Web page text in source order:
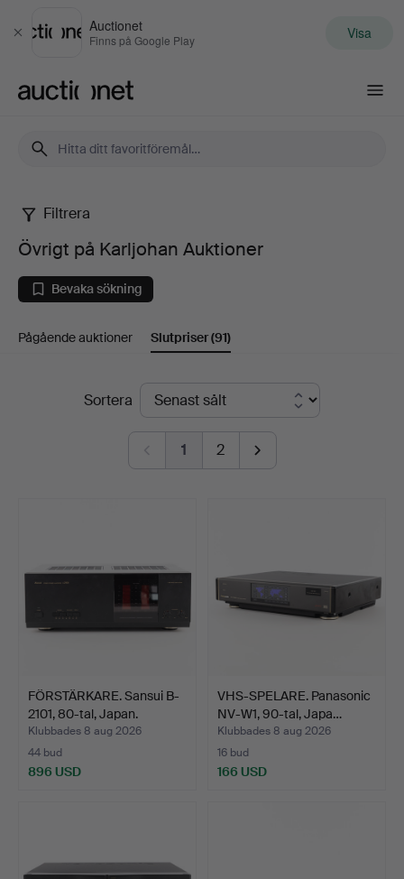
Stäng
Auctionet
Finns på Google Play Visa
Övrigt
på
Karljohan
Auktioner
Filtrera
Övrigt på Karljohan Auktioner
Bevaka sökning
Pågående auktioner Slutpriser(91)
SlutpriserSortera
1 2
FÖRSTÄRKARE. Sansui B-
2101, 80-tal, Japan.
Klubbades 8 aug 2026
44 bud
896 USD
VHS-SPELARE. Panasonic
NV-W1, 90-tal, Japa…
Klubbades 8 aug 2026
16 bud
166 USD